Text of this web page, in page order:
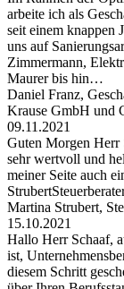
arbeite ich als
seit einem knappen
uns auf
Zimmermann,
Maurer bis hin…
Daniel Franz,
Krause GmbH und
09.11.2021
Guten Morgen Herr
sehr wertvoll und
meiner Seite auch
Martina Strubert,
15.10.2021
Hallo Herr Schaaf,
ist,
diesem Schritt